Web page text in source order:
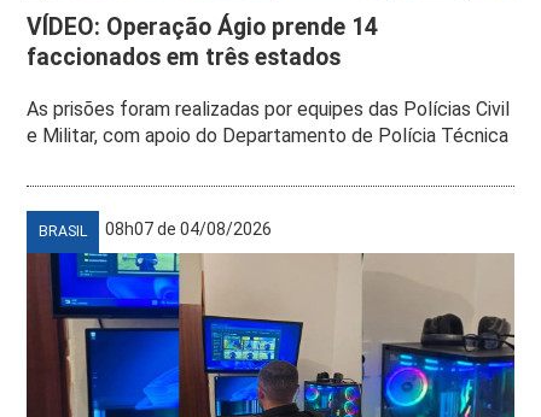
VÍDEO: Operação Ágio prende 14
faccionados em três estados
As prisões foram realizadas por equipes das Polícias Civil
e Militar, com apoio do Departamento de Polícia Técnica
BRASIL 08h07 de 04/08/2026